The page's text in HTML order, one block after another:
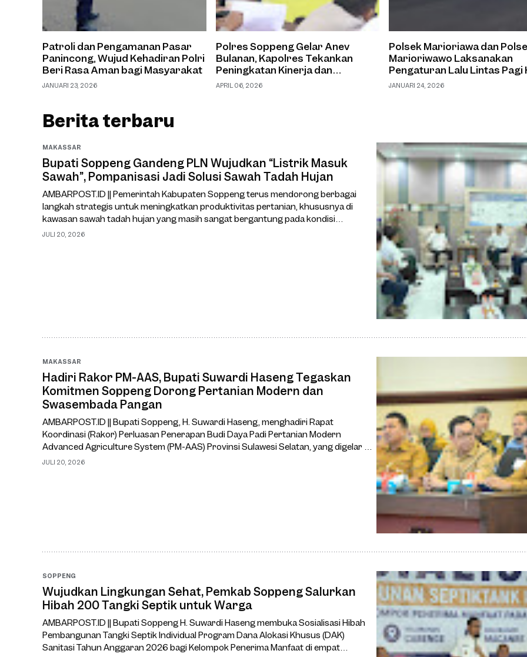
Patroli dan Pengamanan Pasar
Panincong, Wujud Kehadiran Polri
Beri Rasa Aman bagi Masyarakat
JANUARI 23, 2026
Polres Soppeng Gelar Anev
Bulanan, Kapolres Tekankan
Peningkatan Kinerja dan
Pelayanan
APRIL 06, 2026
Polsek Marioriawa dan
Marioriwawo Laksanakan
Pengaturan Lalu Lintas Pagi
Demi Keamanan Pengguna
JANUARI 24, 2026
Berita terbaru
MAKASSAR
Bupati Soppeng Gandeng PLN Wujudkan “Listrik Masuk
Sawah”, Pompanisasi Jadi Solusi Sawah Tadah Hujan
AMBARPOST.ID || Pemerintah Kabupaten Soppeng terus mendorong berbagai
langkah strategis untuk meningkatkan produktivitas pertanian, khususnya di
kawasan sawah tadah hujan yang masih sangat bergantung pada kondisi
cuaca.Salah satu upaya yang kini tengah dimatangkan adalah program “Listrik
JULI 20, 2026
MAKASSAR
Hadiri Rakor PM-AAS, Bupati Suwardi Haseng Tegaskan
Komitmen Soppeng Dorong Pertanian Modern dan
Swasembada Pangan
AMBARPOST.ID || Bupati Soppeng, H. Suwardi Haseng, menghadiri Rapat
Koordinasi (Rakor) Perluasan Penerapan Budi Daya Padi Pertanian Modern
Advanced Agriculture System (PM-AAS) Provinsi Sulawesi Selatan, yang digelar di
Ruang Rapat Pimpinan Kantor Gubernur Sulawesi Selatan, Senin
JULI 20, 2026
SOPPENG
Wujudkan Lingkungan Sehat, Pemkab Soppeng Salurkan
Hibah 200 Tangki Septik untuk Warga
AMBARPOST.ID || Bupati Soppeng H. Suwardi Haseng membuka Sosialisasi Hibah
Pembangunan Tangki Septik Individual Program Dana Alokasi Khusus (DAK)
Sanitasi Tahun Anggaran 2026 bagi Kelompok Penerima Manfaat di empat